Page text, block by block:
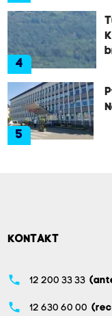
4
5
KONTAKT
phone 12 200 33 33
phone 12 630 60 00